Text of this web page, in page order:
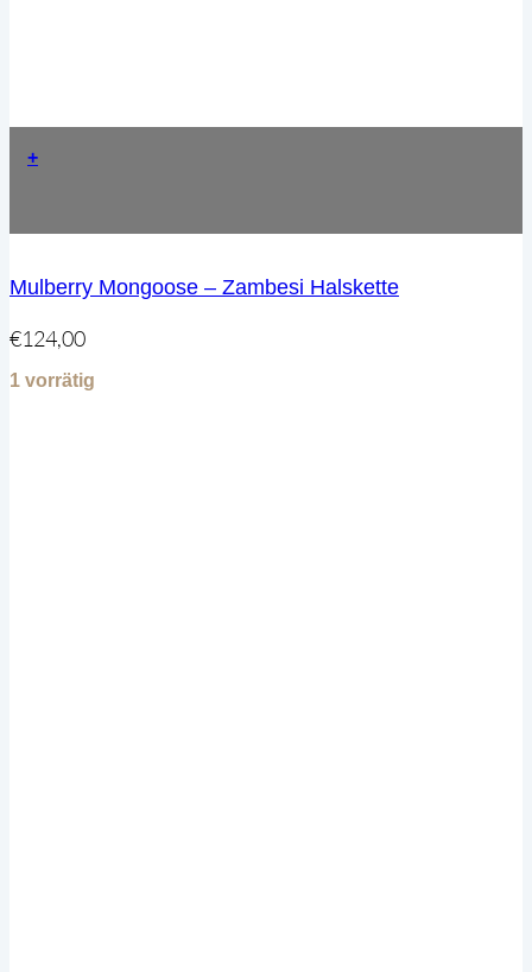
+
Mulberry Mongoose – Zambesi Halskette
€124,00
1 vorrätig